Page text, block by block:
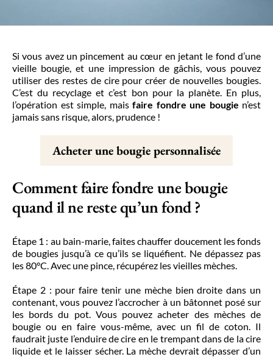
Si vous avez un pincement au cœur en jetant le fond d’une
vieille bougie, et une impression de gâchis, vous pouvez
utiliser des restes de cire pour créer de nouvelles bougies.
C’est du recyclage et c’est bon pour la planète. En plus,
l’opération est simple, mais faire fondre une bougie n’est
jamais sans risque, alors, prudence !
Acheter une bougie personnalisée
Comment faire fondre une bougie
quand il ne reste qu’un fond ?
Étape 1 : au bain-marie, faites chauffer doucement les fonds
de bougies jusqu’à ce qu’ils se liquéfient. Ne dépassez pas
les 80°C. Avec une pince, récupérez les vieilles mèches.
Étape 2 : pour faire tenir une mèche bien droite dans un
contenant, vous pouvez l’accrocher à un bâtonnet posé sur
les bords du pot. Vous pouvez acheter des mèches de
bougie ou en faire vous-même, avec un fil de coton. Il
faudrait juste l’enduire de cire en le trempant dans de la cire
liquide et le laisser sécher. La mèche devrait dépasser d’un